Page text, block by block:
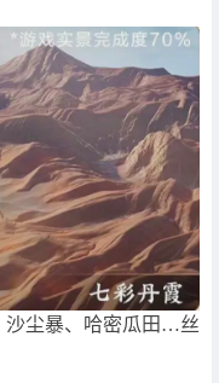
沙尘暴、哈密瓜田…丝